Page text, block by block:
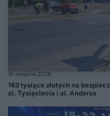
10 sierpnia 2026
163 tysiące złotych na
al. Tysiąclecia i al. Andersa